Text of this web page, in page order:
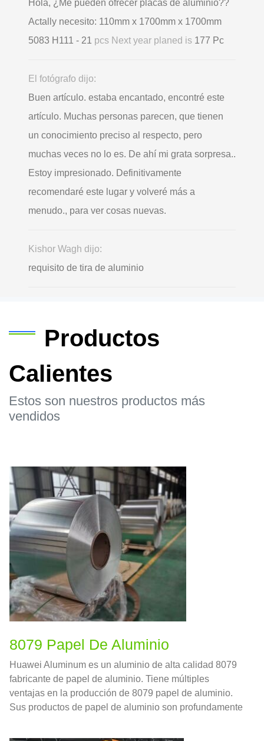
Hola, ¿Me pueden ofrecer placas de aluminio??
Actally necesito: 110mm x 1700mm x 1700mm
5083 H111 - 21 pcs Next year planed is 177 Pc
El fotógrafo dijo:
Buen artículo. estaba encantado, encontré este
artículo. Muchas personas parecen, que tienen
un conocimiento preciso al respecto, pero
muchas veces no lo es. De ahí mi grata sorpresa..
Estoy impresionado. Definitivamente
recomendaré este lugar y volveré más a
menudo., para ver cosas nuevas.
Kishor Wagh dijo:
requisito de tira de aluminio
Productos
Calientes
Estos son nuestros productos más
vendidos
8079 Papel De Aluminio
Huawei Aluminum es un aluminio de alta calidad 8079
fabricante de papel de aluminio. Tiene múltiples
ventajas en la producción de 8079 papel de aluminio.
Sus productos de papel de aluminio son profundamente